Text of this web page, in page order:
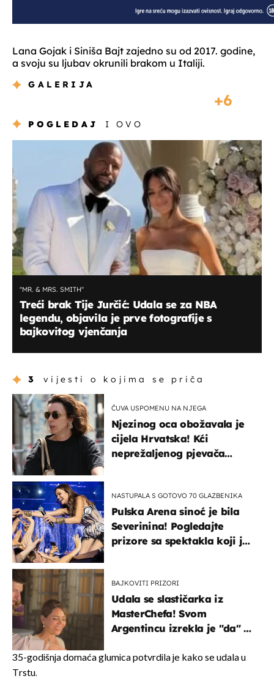
Lana Gojak i Siniša Bajt zajedno su od 2017. godine,
a svoju su ljubav okrunili brakom u Italiji.
GALERIJA
6
POGLEDAJ I OVO
''MR. & MRS. SMITH''
Treći brak Tije Jurčić: Udala se za NBA
legendu, objavila je prve fotografije s
bajkovitog vjenčanja
3 vijesti o kojima se priča
ČUVA USPOMENU NA NJEGA
Njezinog oca obožavala je
cijela Hrvatska! Kći
neprežaljenog pjevača
NASTUPALA S GOTOVO 70 GLAZBENIKA
Pulska Arena sinoć je bila
Severinina! Pogledajte
prizore sa spektakla koji je
BAJKOVITI PRIZORI
Udala se slastičarka iz
MasterChefa! Svom
Argentincu izrekla je "da" u
35-godišnja domaća glumica potvrdila je kako se udala u
Trstu.